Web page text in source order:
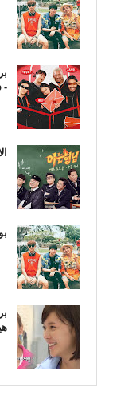
- The Secret Friends Club